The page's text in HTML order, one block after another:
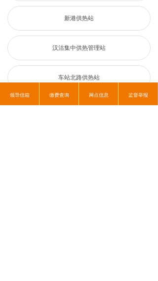
企业理念
职工文苑
精彩聚焦
企业视频
信息公开
汉沽集中供热管理站
车站北路供热站
新城供热站
新港供热站
领导信箱 缴费查询 网点信息 监督举报